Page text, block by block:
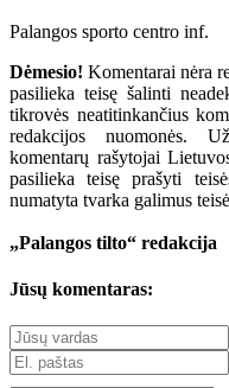
Palangos sporto centro inf.
Dėmesio! Komentarai nėra
pasilieka teisę šalinti
tikrovės neatitinkančius
redakcijos nuomonės.
komentarų rašytojai
pasilieka teisę prašyti
numatyta tvarka galimus
„Palangos tilto“ redakcija
Jūsų komentaras: